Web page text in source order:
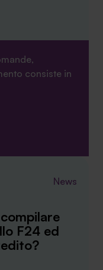
consiste in
News
F24 ed